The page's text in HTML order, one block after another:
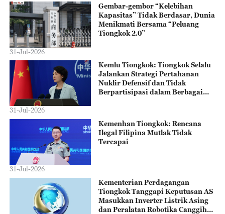
Gembar-gembor “Kelebihan
Kapasitas” Tidak Berdasar, Dunia
Menikmati Bersama “Peluang
Tiongkok 2.0”
31-Jul-2026
Kemlu Tiongkok: Tiongkok Selalu
Jalankan Strategi Pertahanan
Nuklir Defensif dan Tidak
Berpartisipasi dalam Berbagai
31-Jul-2026
Kemenhan Tiongkok: Rencana
Ilegal Filipina Mutlak Tidak
Tercapai
31-Jul-2026
Kementerian Perdagangan
Tiongkok Tanggapi Keputusan AS
Masukkan Inverter Listrik Asing
dan Peralatan Robotika Canggih